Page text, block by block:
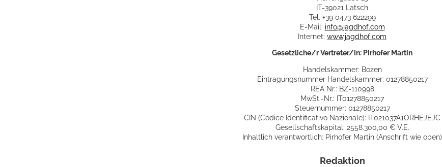
IT-39021 Latsch
Tel. +39 0473 622299
E-Mail: info@jagdhof.com
Internet: www.jagdhof.com
Gesetzliche/r Vertreter/in: Pirhofer Martin
Handelskammer: Bozen
Eintragungsnummer Handelskammer: 01278850217
REA Nr.: BZ-110998
MwSt.-Nr.: IT01278850217
Steuernummer: 01278850217
CIN (Codice Identificativo Nazionale): IT021037A1ORHEJEJC
Gesellschaftskapital: 2558.300,00 € V.E.
Inhaltlich verantwortlich: Pirhofer Martin (Anschrift wie oben)
Redaktion